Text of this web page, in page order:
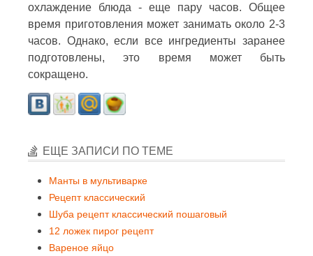
охлаждение блюда - еще пару часов. Общее
время приготовления может занимать около 2-3
часов. Однако, если все ингредиенты заранее
подготовлены, это время может быть
сокращено.
ЕЩЕ ЗАПИСИ ПО ТЕМЕ
Манты в мультиварке
Рецепт классический
Шуба рецепт классический пошаговый
12 ложек пирог рецепт
Вареное яйцо